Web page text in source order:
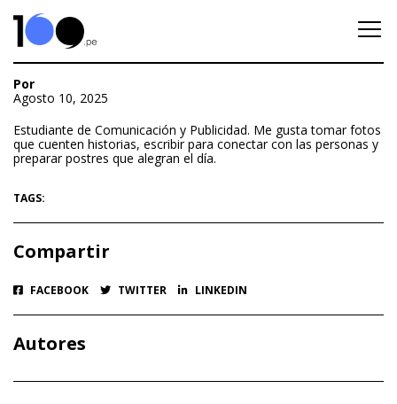
Por
Agosto 10, 2025
Estudiante de Comunicación y Publicidad. Me gusta tomar fotos
que cuenten historias, escribir para conectar con las personas y
preparar postres que alegran el día.
TAGS:
Compartir
FACEBOOK TWITTER LINKEDIN
Autores